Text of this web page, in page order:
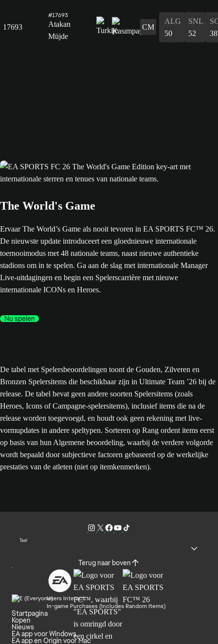
17693
#17693
Atakan
Müjde
CM
ALG
50
SNL
52
38
The World's Game
Ervaar The World’s Game als nooit tevoren in EA SPORTS FC™ 26.
De nieuwste update introduceert een gloednieuwe internationale
toernooimodus met 48 nationale teams, naast nieuwe authentieke
stadions om in te spelen. Ga aan de slag met internationale Manager
Live-uitdagingen en begin een Spelerscarrière met nieuwe
internationale ICONs en Heroes.
Nu spelen
De tabel met Spelersbeoordelingen toont de Gouden, Zilveren en
Bronzen Spelersitems die beschikbaar zijn in Ultimate Team ’26 bij de
release. De tabel bevat geen andere soorten Spelersitems (zoals
Heroes, Icons of Campagne-spelersitems), inclusief items die na de
release worden toegevoegd, en houdt ook geen rekening met live-
vormupdates in andere speltypen. Sorteren op Rang ordent items eerst
op basis van hun Algemene beoordeling, waarbij de verdere volgorde
wordt bepaald door subjectieve factoren gebaseerd op de werkelijke
prestaties van de atleten (niet op itemkenmerken).
Taal
Terug naar boven
Users Interact
In-game Purchases (Includes Random Items)
Startpagina
Kopen
Nieuws
EA app voor Windows
EA app en Origin voor Mac